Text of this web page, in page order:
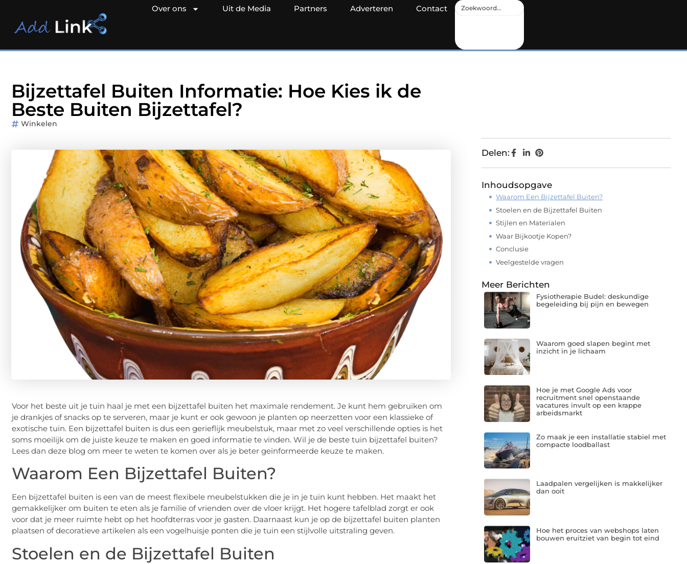
Over ons Uit de Media Partners Adverteren Contact
Bijzettafel Buiten Informatie: Hoe Kies ik de
Beste Buiten Bijzettafel?
Winkelen
Voor het beste uit je tuin haal je met een bijzettafel buiten het maximale rendement. Je kunt hem gebruiken om
je drankjes of snacks op te serveren, maar je kunt er ook gewoon je planten op neerzetten voor een klassieke of
exotische tuin. Een bijzettafel buiten is dus een gerieflijk meubelstuk, maar met zo veel verschillende opties is het
soms moeilijk om de juiste keuze te maken en goed informatie te vinden. Wil je de beste tuin bijzettafel buiten?
Lees dan deze blog om meer te weten te komen over als je beter geïnformeerde keuze te maken.
Waarom Een Bijzettafel Buiten?
Een bijzettafel buiten is een van de meest flexibele meubelstukken die je in je tuin kunt hebben. Het maakt het
gemakkelijker om buiten te eten als je familie of vrienden over de vloer krijgt. Het hogere tafelblad zorgt er ook
voor dat je meer ruimte hebt op het hoofdterras voor je gasten. Daarnaast kun je op de bijzettafel buiten planten
plaatsen of decoratieve artikelen als een vogelhuisje ponten die je tuin een stijlvolle uitstraling geven.
Stoelen en de Bijzettafel Buiten
Delen:
Inhoudsopgave
Waarom Een Bijzettafel Buiten?
Stoelen en de Bijzettafel Buiten
Stijlen en Materialen
Waar Bijkootje Kopen?
Conclusie
Veelgestelde vragen
Meer Berichten
Fysiotherapie Budel: deskundige
begeleiding bij pijn en bewegen
Waarom goed slapen begint met
inzicht in je lichaam
Hoe je met Google Ads voor
recruitment snel openstaande
vacatures invult op een krappe
arbeidsmarkt
Zo maak je een installatie stabiel met
compacte loodballast
Laadpalen vergelijken is makkelijker
dan ooit
Hoe het proces van webshops laten
bouwen eruitziet van begin tot eind